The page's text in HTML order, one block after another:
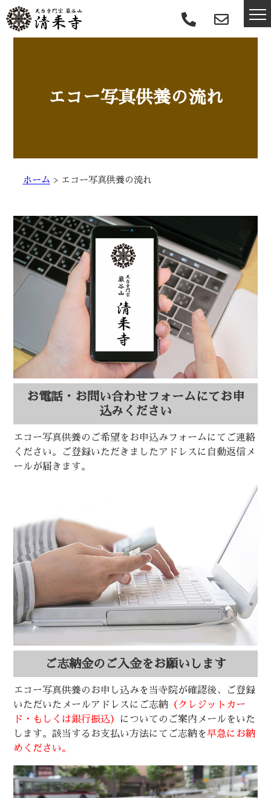
エコー写真供養の流れ
ホーム > エコー写真供養の流れ
お電話・お問い合わせフォームにてお申
込みください
エコー写真供養のご希望をお申込みフォームにてご連絡
ください。ご登録いただきましたアドレスに自動返信メ
ールが届きます。
ご志納金のご入金をお願いします
エコー写真供養のお申し込みを当寺院が確認後、ご登録
いただいたメールアドレスにご志納 （クレジットカー
ド・もしくは銀行振込） についてのご案内メールをいた
します。該当するお支払い方法にてご志納を早急にお納
めください。